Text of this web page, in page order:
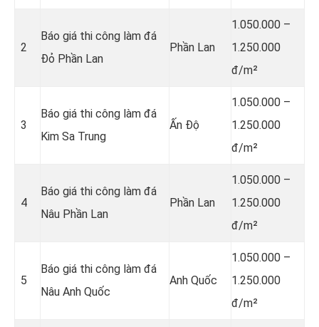
2
Báo giá thi công làm đá
Đỏ Phần Lan
Phần Lan
1.050.000 –
1.250.000
đ/m²
3
Báo giá thi công làm đá
Kim Sa Trung
Ấn Độ
1.050.000 –
1.250.000
đ/m²
4
Báo giá thi công làm đá
Nâu Phần Lan
Phần Lan
1.050.000 –
1.250.000
đ/m²
5
Báo giá thi công làm đá
Nâu Anh Quốc
Anh Quốc
1.050.000 –
1.250.000
đ/m²